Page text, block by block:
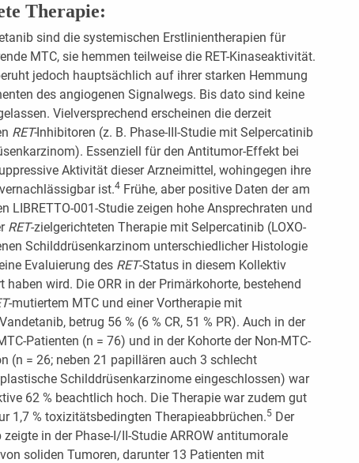
Therapie:
sind die systemischen Erstlinientherapien für
MTC, sie hemmen teilweise die RET-Kinaseaktivität.
jedoch hauptsächlich auf ihrer starken Hemmung
des angiogenen Signalwegs. Bis dato sind keine
Vielversprechend erscheinen die derzeit
RET-Inhibitoren (z. B. Phase-III-Studie mit Selpercatinib
Essenziell für den Antitumor-Effekt bei
Aktivität dieser Arzneimittel, wohingegen ihre
ist.4Frühe, aber positive Daten der am
LIBRETTO-001-Studie zeigen hohe Ansprechraten und
RET-zielgerichteten Therapie mit Selpercatinib (LOXO-
Schilddrüsenkarzinom unterschiedlicher Histologie
Evaluierung des RET-Status in diesem Kollektiv
wird. Die ORR in der Primärkohorte, bestehend
-mutiertem MTC und einer Vortherapie mit
betrug 56 % (6 % CR, 51 % PR). Auch in der
Patienten (n = 76) und in der Kohorte der Non-MTC-
(n = 26; neben 21 papillären auch 3 schlecht
Schilddrüsenkarzinome eingeschlossen) war
62 % beachtlich hoch. Die Therapie war zudem gut
1,7 % toxizitätsbedingten Therapieabbrüchen.5Der
in der Phase-I/II-Studie ARROW antitumorale
soliden Tumoren, darunter 13 Patienten mit